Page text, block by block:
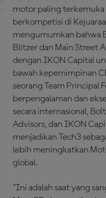
motor paling terkemuka
berkompetisi di
mengumumkan bahwa
Blitzer dan Main Street
dengan IKON Capital
bawah kepemimpinan
seorang Team Principal
berpengalaman dan
secara internasional,
Advisors, dan IKON
menjadikan Tech3
lebih meningkatkan
global.
"Ini adalah saat yang